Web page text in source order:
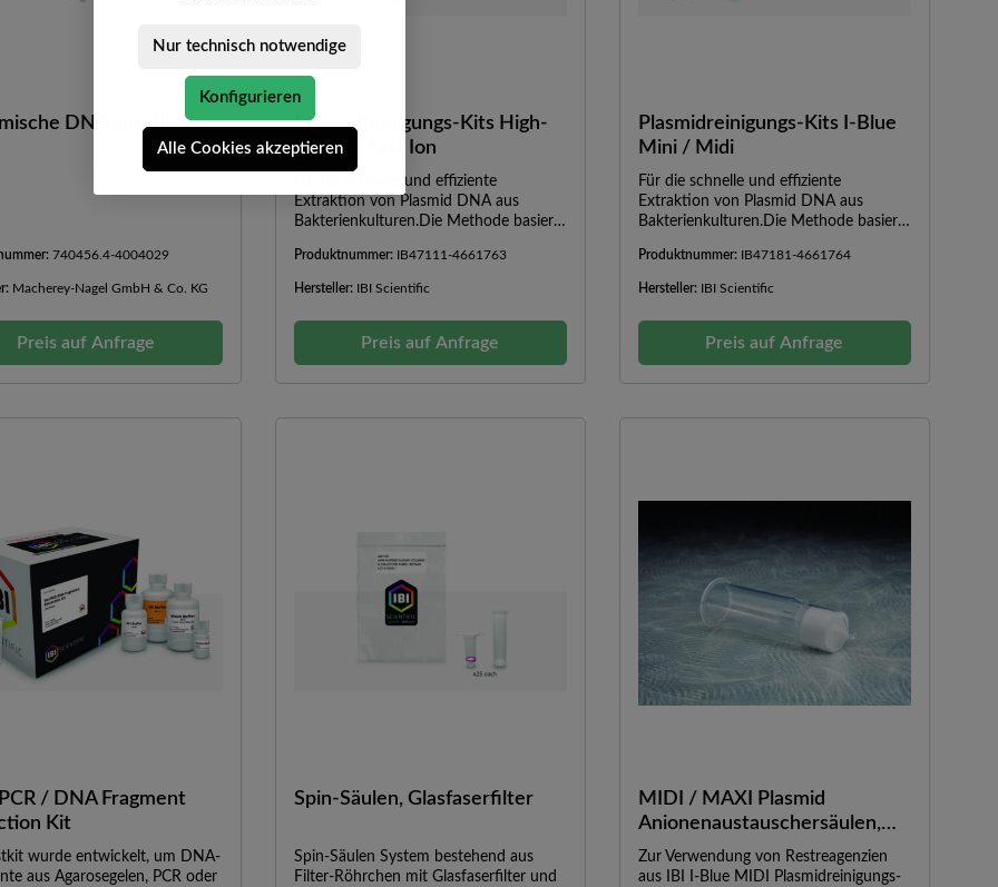
DNA aus Blut
740456.4-4004029
Macherey-Nagel GmbH & Co. KG
Preis auf Anfrage
Plasmidreinigungs-Kits High-
Speed / Fast Ion
Für die schnelle und effiziente
Extraktion von Plasmid DNA aus
Bakterienkulturen.Die Methode basiert
Lyse und RNase-Behandlung, um ein
klares Lysat mit minimaler genomischer
erhalten. Die gebundene Plasmid-DNA
wird anschließend gewaschen und final
durch die Zugabe eines Puffers
eluiert.SpezifikationenMini Kit // Midi
Anionenaustauscher
Produktnummer: IB47111-4661763
Hersteller: IBI Scientific
Preis auf Anfrage
Plasmidreinigungs-Kits I-Blue
Mini / Midi
Für die schnelle und effiziente
Extraktion von Plasmid DNA aus
Bakterienkulturen.Die Methode basiert
Lyse und RNase-Behandlung, um ein
klares Lysat mit minimaler genomischer
erhalten. Die gebundene Plasmid-DNA
wird anschließend gewaschen und final
durch die Zugabe eines Puffers eluiert.
Im Testkit enthalten ist der I-Blue Lyse-
Verwendung dieses Indikators
ExtraktionszeitHohe
Handhabungsfehlern bei Zelllyse und
Neutralisation durch I-Blue
FarbindikatorSpezifikationenI-Blue Mini
Plasmid Kit // I-Blue Midi Plasmid
KitMethode:Spin Säule //
Anionenaustauscher
SäuleProbengröße:1 - 7 ml // 50 - 100
ml high-copy Plasmid / 100 - 150 ml
low-copy PlasmidBindekapazität:50 µg
Produktnummer: IB47181-4661764
Hersteller: IBI Scientific
Preis auf Anfrage
/ DNA Fragment
Kit
wurde entwickelt, um DNA-
aus Agarosegelen, PCR oder
Spin-Säulen, Glasfaserfilter
Spin-Säulen System bestehend aus
Filter-Röhrchen mit Glasfaserfilter und
MIDI / MAXI Plasmid
Anionenaustauschersäulen,
Gravity Flow
Zur Verwendung von Restreagenzien
aus IBI I-Blue MIDI Plasmidreinigungs-
Nur technisch notwendige
Konfigurieren
Alle Cookies akzeptieren